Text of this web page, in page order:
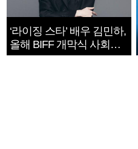
‘라이징 스타’ 배우 김민하,
올해 BIFF 개막식 사회자
확정